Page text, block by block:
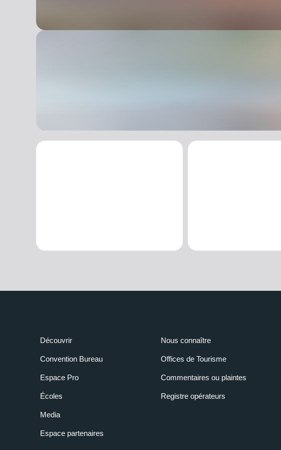
Découvrir
Convention Bureau
Espace Pro
Écoles
Media
Espace partenaires
Nous connaître
Offices de Tourisme
Commentaires ou plaintes
Registre opérateurs